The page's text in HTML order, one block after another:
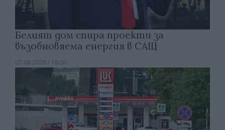
Белият дом спира проекти за
възобновяема енергия в САЩ
07.08.2026 / 18:00